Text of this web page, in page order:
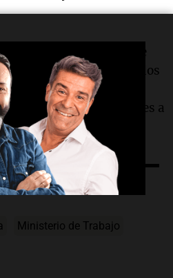
los trabajadores de
de los 180 mil empleados
cuya fuente laboral
afirmó en declaraciones a
Ministerio de Trabajo